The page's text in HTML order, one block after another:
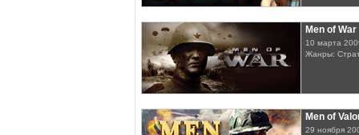
Men of War
10 марта
Жанры:
Men of
29 ноября